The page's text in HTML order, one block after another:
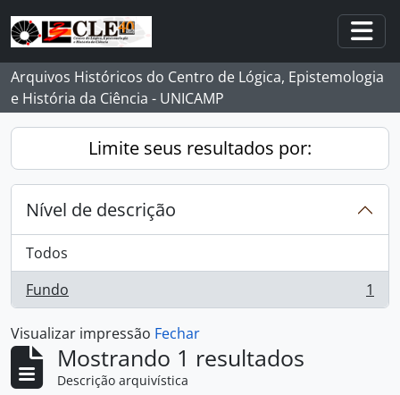
Skip to main content
Arquivos Históricos do Centro de Lógica, Epistemologia
e História da Ciência - UNICAMP
Limite seus resultados por:
Nível de descrição
Todos
Fundo
, 1 resultados 1
Visualizar impressão Fechar
Mostrando 1 resultados
Descrição arquivística